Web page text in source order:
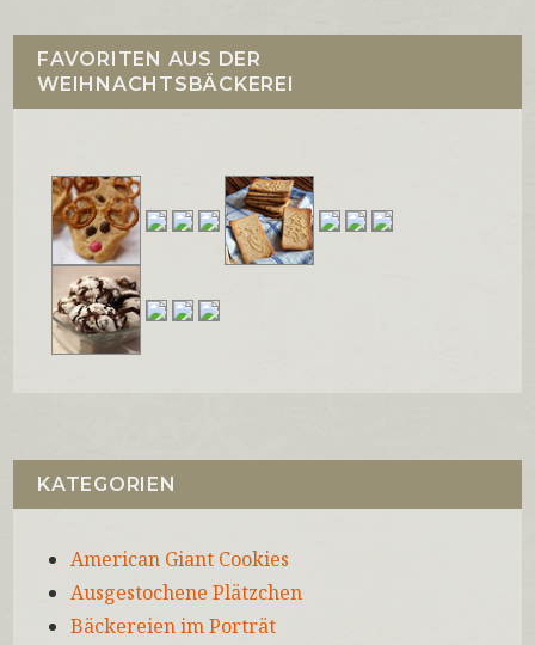
FAVORITEN AUS DER
WEIHNACHTSBÄCKEREI
KATEGORIEN
American Giant Cookies
Ausgestochene Plätzchen
Bäckereien im Porträt